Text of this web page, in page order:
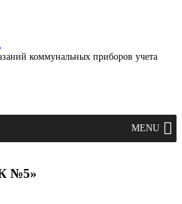
коммунальных приборов учета
MENU
№5»